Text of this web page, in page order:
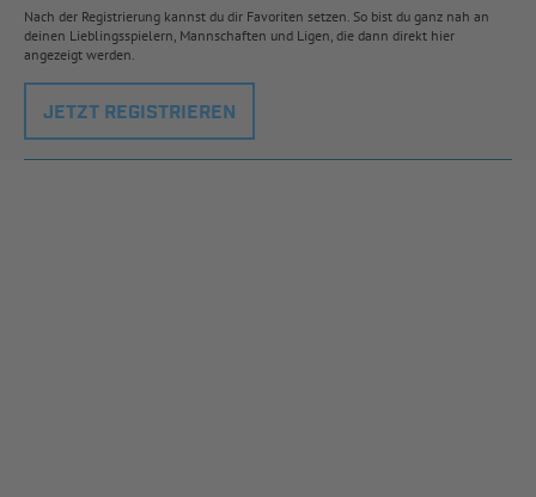
Nach der Registrierung kannst du dir Favoriten setzen. So bist du ganz nah an
deinen Lieblingsspielern, Mannschaften und Ligen, die dann direkt hier
angezeigt werden.
JETZT REGISTRIEREN